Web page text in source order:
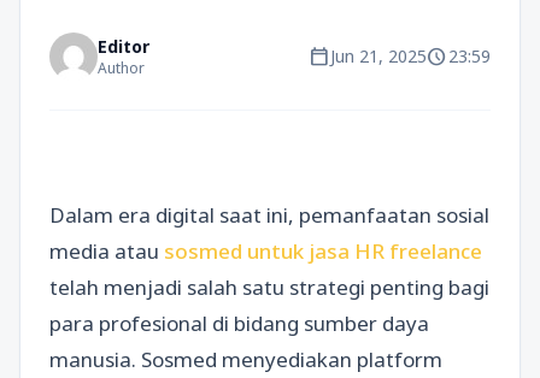
Editor
Author calendar_todayJun 21, 2025schedule23:59
Dalam era digital saat ini, pemanfaatan sosial
media atau sosmed untuk jasa HR freelance
telah menjadi salah satu strategi penting bagi
para profesional di bidang sumber daya
manusia. Sosmed menyediakan platform